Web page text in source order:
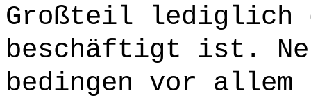
Großteil lediglich
beschäftigt ist.
bedingen vor allem